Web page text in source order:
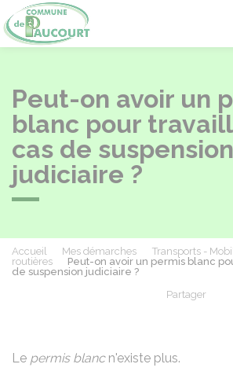
Peut-on avoir un
blanc pour
cas de suspension
judiciaire ?
Accueil Mes démarches Transports -
routières
Peut-on avoir un permis blanc
de suspension judiciaire ?
Partager
Le permis blancn'existe plus.